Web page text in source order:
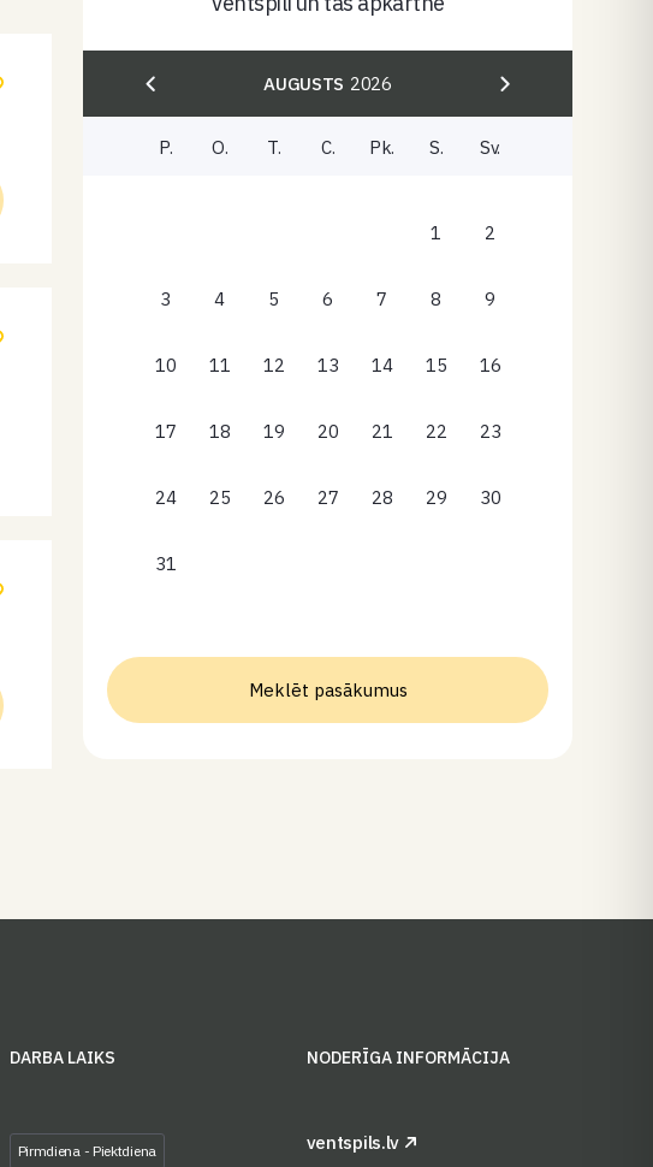
AUGUSTS 2026
P. O. T. C. Pk. S. Sv.
1 2
3 4 5 6 7 8 9
10 11 12 13 14 15 16
17 18 19 20 21 22 23
24 25 26 27 28 29 30
31
Meklēt pasākumus
DARBA LAIKS NODERĪGA INFORMĀCIJA
Pirmdiena - Piektdiena ventspils.lv